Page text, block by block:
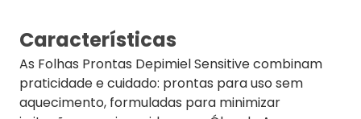
Características
As Folhas Prontas Depimiel Sensitive combinam
praticidade e cuidado: prontas para uso sem
aquecimento, formuladas para minimizar